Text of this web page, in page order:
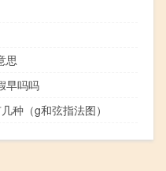
思
早吗吗
种（g和弦指法图）